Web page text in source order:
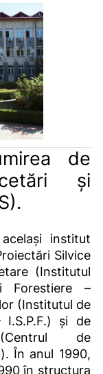
de
şi
institut
Silvice
(Institutul
Forestiere –
(Institutul de
I.S.P.F.) și de
de
În anul 1990,
în structura